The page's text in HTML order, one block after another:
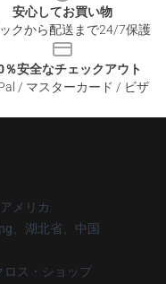
安心してお買い物
クから配送まで24/7保護
％安全なチェックアウト
/ マスターカード / ビザ
メリカ
、湖北省、中国
ロス・ショップ